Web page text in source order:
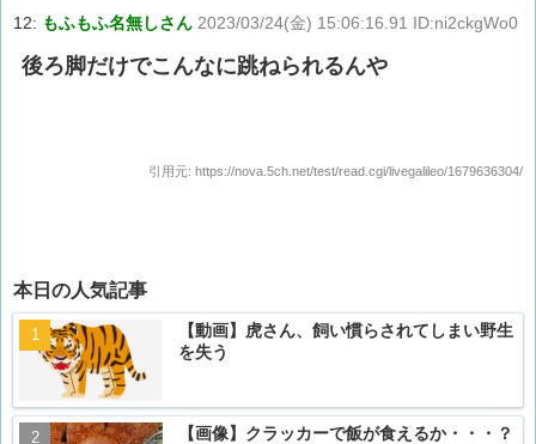
12: もふもふ名無しさん 2023/03/24(金) 15:06:16.91 ID:ni2ckgWo0
後ろ脚だけでこんなに跳ねられるんや
引用元: https://nova.5ch.net/test/read.cgi/livegalileo/1679636304/
本日の人気記事
【動画】虎さん、飼い慣らされてしまい野生
を失う
【画像】クラッカーで飯が食えるか・・・？